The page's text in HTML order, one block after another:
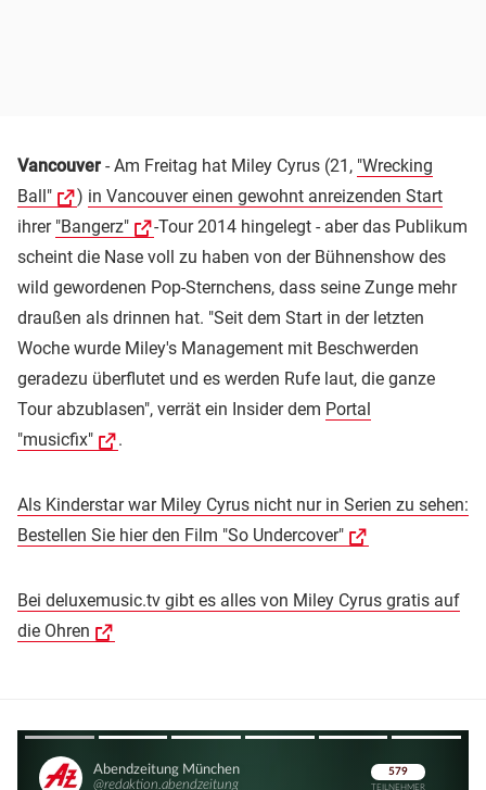
Vancouver - Am Freitag hat Miley Cyrus (21, "Wrecking
Ball"
) in Vancouver einen gewohnt anreizenden Start
ihrer "Bangerz"
-Tour 2014 hingelegt - aber das Publikum
scheint die Nase voll zu haben von der Bühnenshow des
wild gewordenen Pop-Sternchens, dass seine Zunge mehr
draußen als drinnen hat. "Seit dem Start in der letzten
Woche wurde Miley's Management mit Beschwerden
geradezu überflutet und es werden Rufe laut, die ganze
Tour abzublasen", verrät ein Insider dem Portal
"musicfix"
.
Als Kinderstar war Miley Cyrus nicht nur in Serien zu sehen:
Bestellen Sie hier den Film "So Undercover"
Bei deluxemusic.tv gibt es alles von Miley Cyrus gratis auf
die Ohren